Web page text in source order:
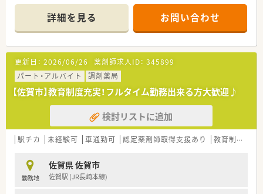
応需しており、幅広い経験を積むことができます。
■薬剤師3名体制で協力しながら業務を行っており、18時までの
開局時間で規則正しい働き方が可能です。
【法人特徴について】
■創業100年を超える非常に歴史のある老舗薬局であり、地域に
根差した安定した経営基盤を持っています。
■佐賀県内に4店舗、福岡県内に1店舗を展開しており、地域医療
の要として重要な役割を担っている法人です。
■東洋医学の調和の教えを基盤としており、西洋医学だけでなく
漢方を用いたサポートにも力を入れています。
詳細を見る お問い合わせ
更新日： 2026/06/26 薬剤師求人ID： 345899
パート・アルバイト
調剤薬局
【佐賀市】教育制度充実！フルタイム勤務出来る方大歓迎♪
検討リストに追加
駅チカ 未経験可 車通勤可 認定薬剤師取得支援あり 教育制度あり
勤務地
佐賀県 佐賀市
佐賀駅 (JR長崎本線)